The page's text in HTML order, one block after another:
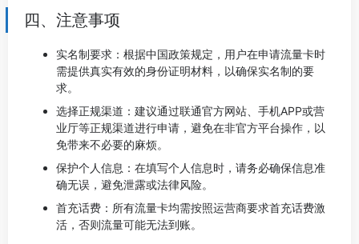
四、注意事项
实名制要求：根据中国政策规定，用户在申请流量卡时
需提供真实有效的身份证明材料，以确保实名制的要
求。
选择正规渠道：建议通过联通官方网站、手机APP或营
业厅等正规渠道进行申请，避免在非官方平台操作，以
免带来不必要的麻烦。
保护个人信息：在填写个人信息时，请务必确保信息准
确无误，避免泄露或法律风险。
首充话费：所有流量卡均需按照运营商要求首充话费激
活，否则流量可能无法到账。